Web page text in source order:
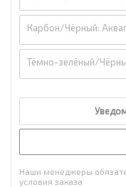
Карбон/Чёрный:
Тёмно-зелёный/
Наши менеджеры
условия заказа